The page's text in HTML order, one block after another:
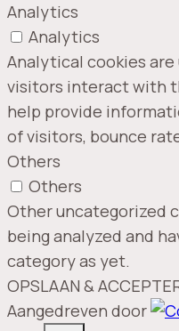
Analytics
Analytics
Analytical cookies
visitors interact with
help provide
of visitors, bounce
Others
Others
Other uncategorized
being analyzed and
category as yet.
OPSLAAN &
Aangedreven door